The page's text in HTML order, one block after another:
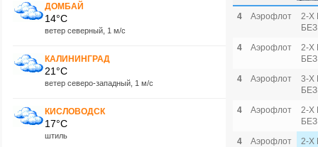
ДОМБАЙ
14°C
ветер северный, 1 м/с
КАЛИНИНГРАД
21°C
ветер северо-западный, 1 м/с
КИСЛОВОДСК
17°C
штиль
4 Аэрофлот
2-Х
4
Аэрофлот
2-Х
4
Аэрофлот
3-Х
4
Аэрофлот
2-Х
4
Аэрофлот
2-Х